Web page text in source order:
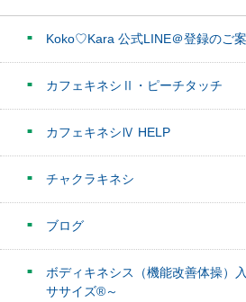
Koko♡Kara 公式LINE＠登録のご
カフェキネシⅡ・ピーチタッチ
カフェキネシⅣ HELP
チャクラキネシ
ブログ
ボディキネシス（機能改善体操）
ササイズ®～